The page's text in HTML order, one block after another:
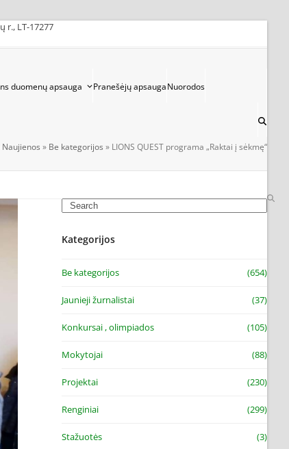
r., LT-17277
duomenų apsauga Pranešėjų apsaugaNuorodos
Naujienos » Be kategorijos » LIONS QUEST programa „Raktai į sėkmę“
Search
Kategorijos
Be kategorijos (654)
Jaunieji žurnalistai (37)
Konkursai , olimpiados (105)
Mokytojai (88)
Projektai (230)
Renginiai (299)
Stažuotės (3)